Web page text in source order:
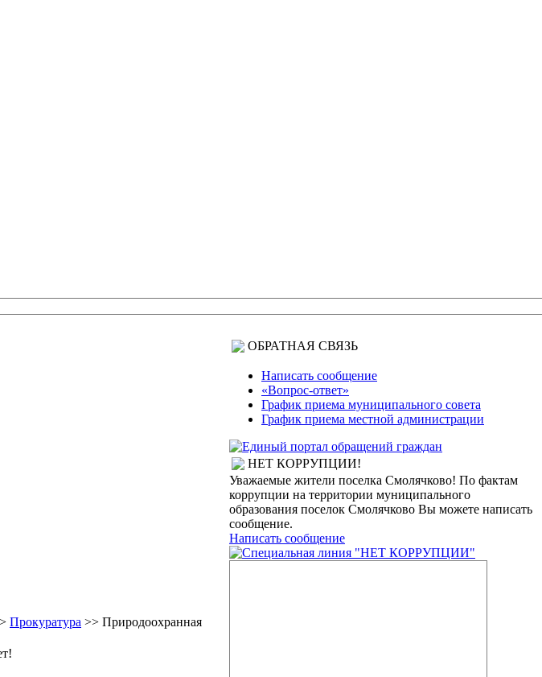
Прокуратура >> Природоохранная
ОБРАТНАЯ СВЯЗЬ
Написать сообщение
«Вопрос-ответ»
График приема муниципального совета
График приема местной администрации
НЕТ КОРРУПЦИИ!
Уважаемые жители поселка Смолячково! По фактам
коррупции на территории муниципального
образования поселок Смолячково Вы можете написать
сообщение.
Написать сообщение